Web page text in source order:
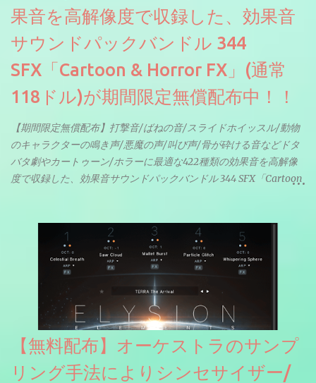
果音を高解像度で収録した、効果音
サウンドパックバンドル 344
SFX「Cartoon & Horror FX」(通常
118ドル)が期間限定無償配布中！！
【期間限定無償配布】打撃音/ばねの音/スライドホイッスル/動物
のキャラクターの鳴き声/悪魔の声/叫び声/骨が砕ける音などドタ
バタ劇やカートゥーン/ホラーに最適な422種類の効果音を高解像
度で収録した、効果音サウンドパックバンドル 344 SFX「Cartoon
【無料配布】オーケストラのサンプ
リング手法によりシンセサイザー/